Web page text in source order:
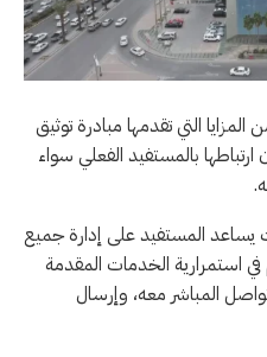
التي تقدمها مبادرة توثيق
بالمستفيد الفعلي سواء
يساعد المستفيد على إدارة جميع
استمرارية الخدمات المقدمة
المباشر معه، وإرسال